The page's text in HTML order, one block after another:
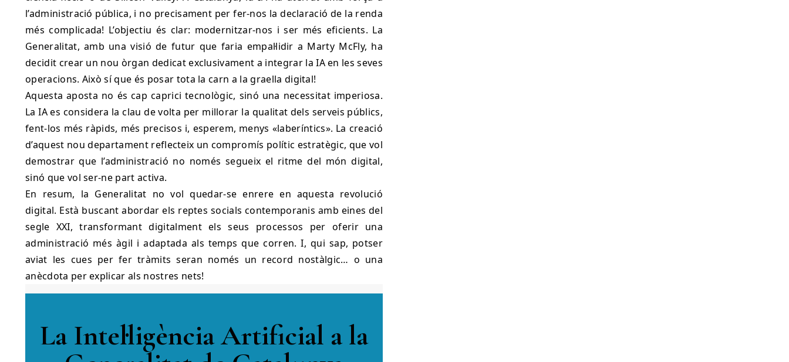
l’administració pública, i no precisament per fer-nos la declaració de la renda
més complicada! L’objectiu és clar: modernitzar-nos i ser més eficients. La
Generalitat, amb una visió de futur que faria empal·lidir a Marty McFly, ha
decidit crear un nou òrgan dedicat exclusivament a integrar la IA en les seves
operacions. Això sí que és posar tota la carn a la graella digital!
Aquesta aposta no és cap caprici tecnològic, sinó una necessitat imperiosa.
La IA es considera la clau de volta per millorar la qualitat dels serveis públics,
fent-los més ràpids, més precisos i, esperem, menys «laberíntics». La creació
d’aquest nou departament reflecteix un compromís polític estratègic, que vol
demostrar que l’administració no només segueix el ritme del món digital,
sinó que vol ser-ne part activa.
En resum, la Generalitat no vol quedar-se enrere en aquesta revolució
digital. Està buscant abordar els reptes socials contemporanis amb eines del
segle XXI, transformant digitalment els seus processos per oferir una
administració més àgil i adaptada als temps que corren. I, qui sap, potser
aviat les cues per fer tràmits seran només un record nostàlgic… o una
anècdota per explicar als nostres nets!
La Intel·ligència Artificial a la